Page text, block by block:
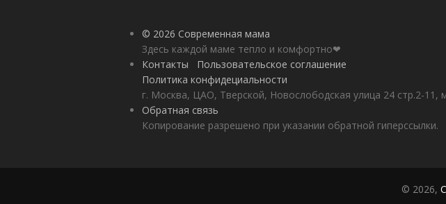
© 2026 Современная мама
Здесь каждой маме тепло и комфортно❤
Контакты
Пользовательское соглашение
Политика конфидециальности
г. Москва, ЦАО, Тверской, Новослободская улица 24 стр.2-11,
Обратная связь
Копирование разрешено при указании обратной гиперссылки.
© 2026,